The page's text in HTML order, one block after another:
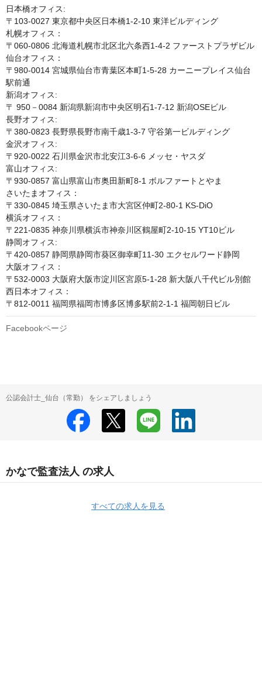
日本橋オフィス:
〒103-0027 東京都中央区日本橋1-2-10 東洋ビルディング
札幌オフィス：
〒060-0806 北海道札幌市北区北六条西1-4-2 ファーストプラザビル
仙台オフィス：
〒980-0014 宮城県仙台市青葉区本町1-5-28 カーニープレイス仙台
駅前通
新潟オフィス:
〒 950－0084 新潟県新潟市中央区明石1-7-12 新潟OSEビル
長野オフィス:
〒380-0823 長野県長野市南千歳1-3-7 守谷第一ビルディング
金沢オフィス:
〒920-0022 石川県金沢市北安江3-6-6 メッセ・ヤスダ
富山オフィス:
〒930-0857 富山県富山市奥田新町8-1 ボルファートとやま
さいたまオフィス：
〒330-0845 埼玉県さいたま市大宮区仲町2-80-1 KS-DiO
横浜オフィス：
〒221-0835 神奈川県横浜市神奈川区鶴屋町2-10-15 YT10ビル
静岡オフィス:
〒420-0857 静岡県静岡市葵区御幸町11-30 エクセルワード静岡
大阪オフィス：
〒532-0003 大阪府大阪市淀川区宮原5-1-28 新大阪八千代ビル別館
西日本オフィス：
〒812-0011 福岡県福岡市博多区博多駅前2-1-1 福岡朝日ビル
Facebookページ
公認会計士_仙台（常勤） をシェアしましょう
かなで監査法人 の求人
すべての求人を見る